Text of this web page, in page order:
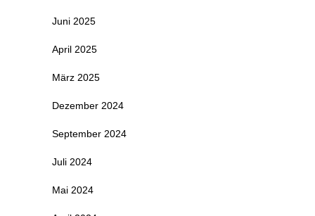
Juni 2025
April 2025
März 2025
Dezember 2024
September 2024
Juli 2024
Mai 2024